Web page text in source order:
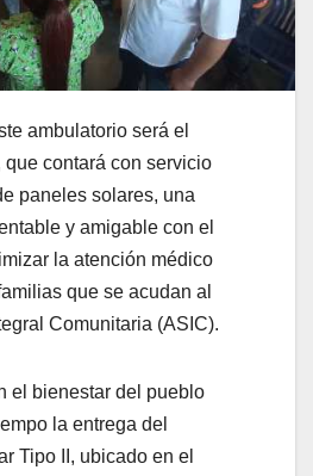
ambulatorio será el
que contará con servicio
paneles solares, una
y amigable con el
la atención médico
que se acudan al
Comunitaria (ASIC).
el bienestar del pueblo
la entrega del
Tipo II, ubicado en el